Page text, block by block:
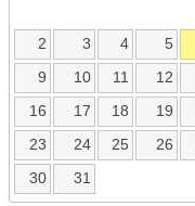
2
3 4 5
9
10 11 12
16
17 18 19
23
24 25 26
30
31